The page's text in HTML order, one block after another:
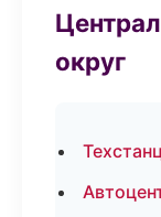
округ